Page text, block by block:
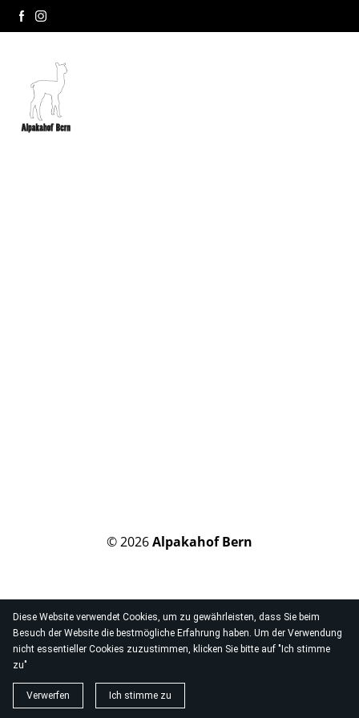
Diese Website verwendet Cookies, um zu gewährleisten, dass Sie beim
Besuch der Website die bestmögliche Erfahrung haben. Um der Verwendung
nicht essentieller Cookies zuzustimmen, klicken Sie bitte auf "Ich stimme
zu"
Verwerfen Ich stimme zu
© 2026Alpakahof Bern